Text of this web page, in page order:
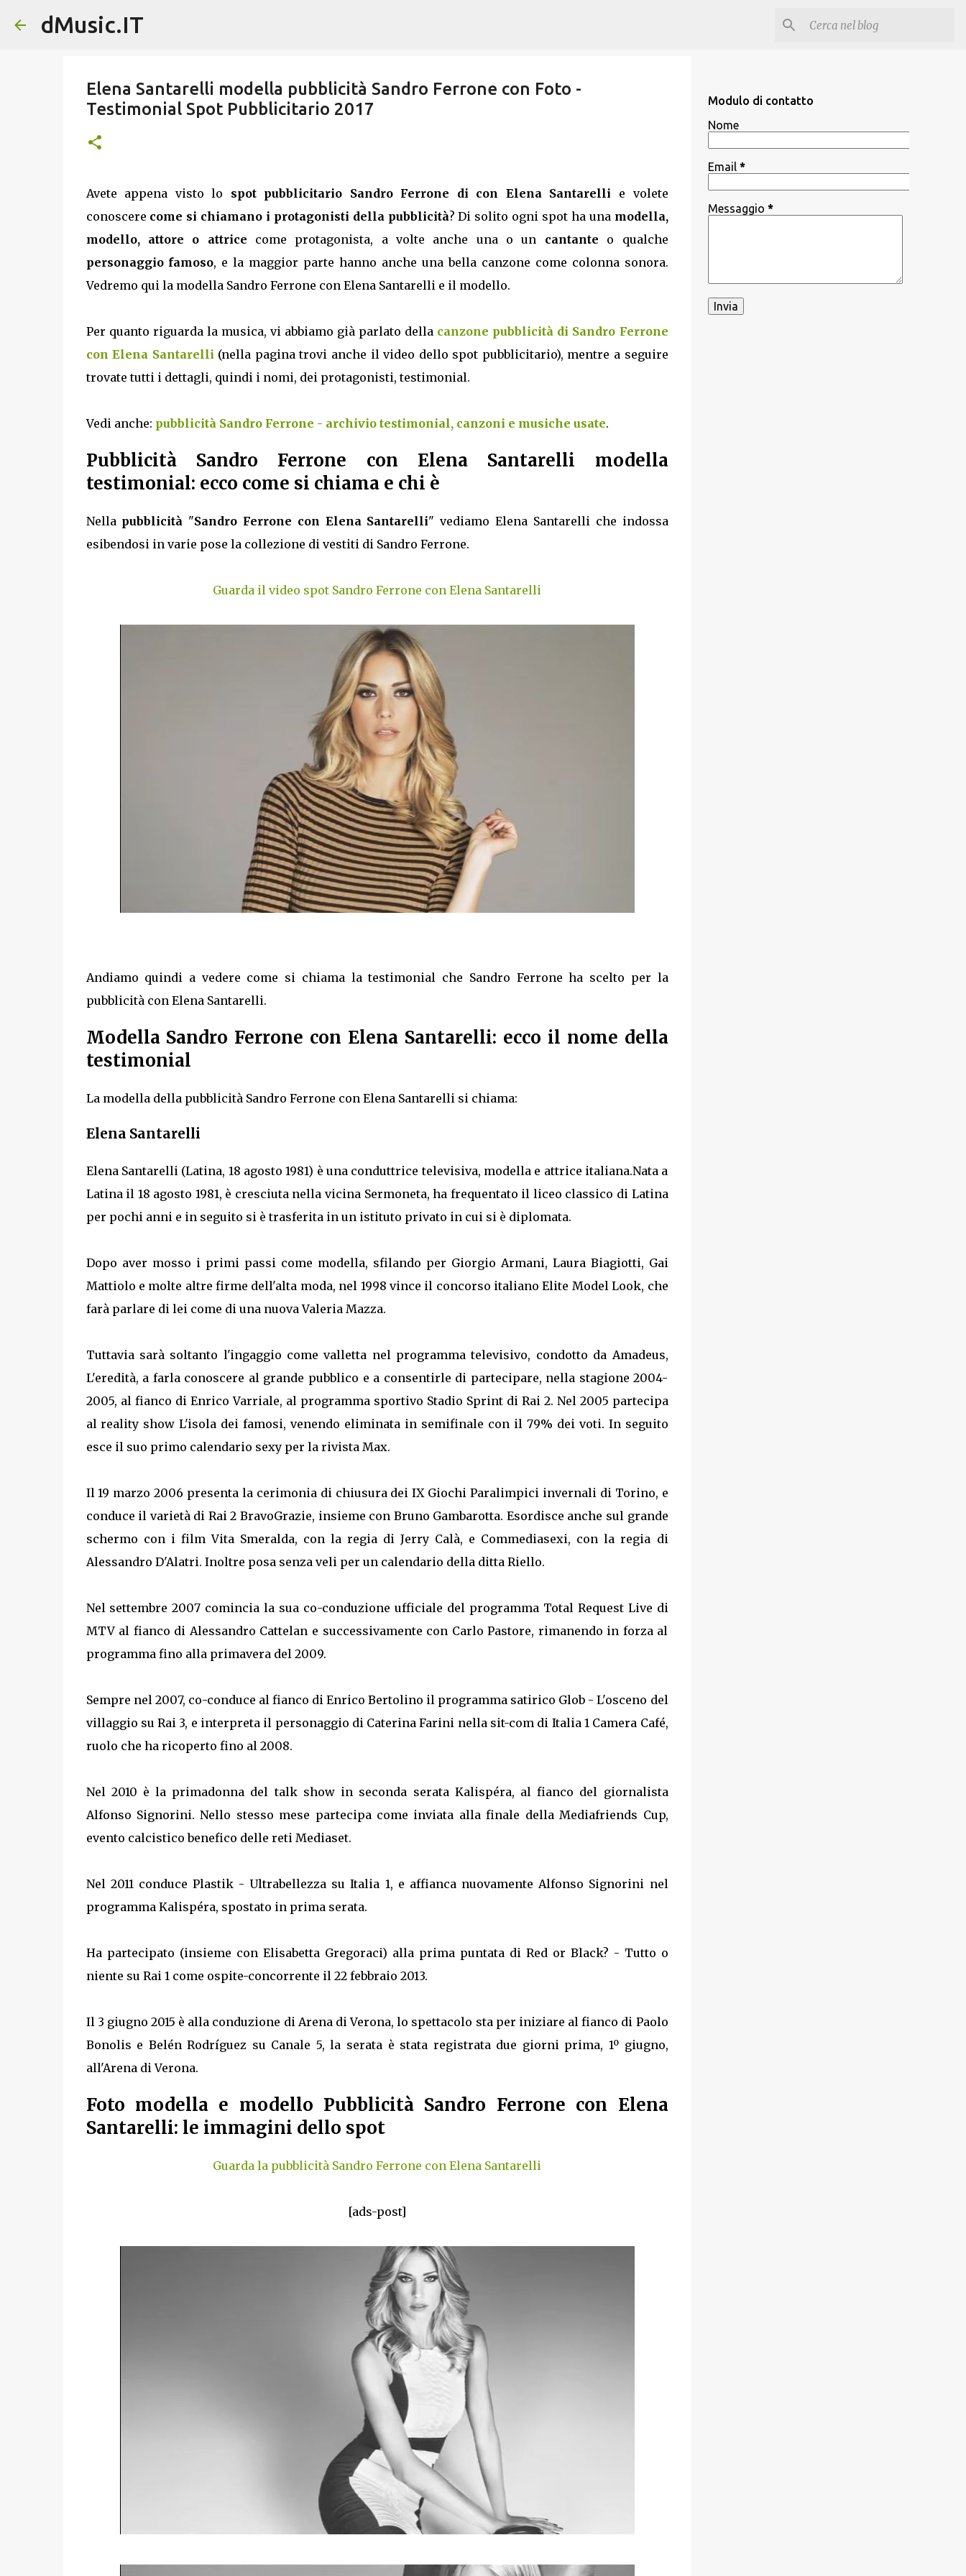
dMusic.IT
Elena Santarelli modella pubblicità Sandro Ferrone con Foto -
Testimonial Spot Pubblicitario 2017
Avete appena visto lo spot pubblicitario Sandro Ferrone di con Elena Santarelli e volete
conoscere come si chiamano i protagonisti della pubblicità? Di solito ogni spot ha una modella,
modello, attore o attrice come protagonista, a volte anche una o un cantante o qualche
personaggio famoso, e la maggior parte hanno anche una bella canzone come colonna sonora.
Vedremo qui la modella Sandro Ferrone con Elena Santarelli e il modello.
Per quanto riguarda la musica, vi abbiamo già parlato della canzone pubblicità di Sandro Ferrone
con Elena Santarelli (nella pagina trovi anche il video dello spot pubblicitario), mentre a seguire
trovate tutti i dettagli, quindi i nomi, dei protagonisti, testimonial.
Vedi anche: pubblicità Sandro Ferrone - archivio testimonial, canzoni e musiche usate.
Pubblicità Sandro Ferrone con Elena Santarelli modella
testimonial: ecco come si chiama e chi è
Nella pubblicità "Sandro Ferrone con Elena Santarelli" vediamo Elena Santarelli che indossa
esibendosi in varie pose la collezione di vestiti di Sandro Ferrone.
Guarda il video spot Sandro Ferrone con Elena Santarelli
Andiamo quindi a vedere come si chiama la testimonial che Sandro Ferrone ha scelto per la
pubblicità con Elena Santarelli.
Modella Sandro Ferrone con Elena Santarelli: ecco il nome della
testimonial
La modella della pubblicità Sandro Ferrone con Elena Santarelli si chiama:
Elena Santarelli
Elena Santarelli (Latina, 18 agosto 1981) è una conduttrice televisiva, modella e attrice italiana.Nata a
Latina il 18 agosto 1981, è cresciuta nella vicina Sermoneta, ha frequentato il liceo classico di Latina
per pochi anni e in seguito si è trasferita in un istituto privato in cui si è diplomata.
Dopo aver mosso i primi passi come modella, sfilando per Giorgio Armani, Laura Biagiotti, Gai
Mattiolo e molte altre firme dell'alta moda, nel 1998 vince il concorso italiano Elite Model Look, che
farà parlare di lei come di una nuova Valeria Mazza.
Tuttavia sarà soltanto l'ingaggio come valletta nel programma televisivo, condotto da Amadeus,
L'eredità, a farla conoscere al grande pubblico e a consentirle di partecipare, nella stagione 2004-
2005, al fianco di Enrico Varriale, al programma sportivo Stadio Sprint di Rai 2. Nel 2005 partecipa
al reality show L'isola dei famosi, venendo eliminata in semifinale con il 79% dei voti. In seguito
esce il suo primo calendario sexy per la rivista Max.
Il 19 marzo 2006 presenta la cerimonia di chiusura dei IX Giochi Paralimpici invernali di Torino, e
conduce il varietà di Rai 2 BravoGrazie, insieme con Bruno Gambarotta. Esordisce anche sul grande
schermo con i film Vita Smeralda, con la regia di Jerry Calà, e Commediasexi, con la regia di
Alessandro D'Alatri. Inoltre posa senza veli per un calendario della ditta Riello.
Nel settembre 2007 comincia la sua co-conduzione ufficiale del programma Total Request Live di
MTV al fianco di Alessandro Cattelan e successivamente con Carlo Pastore, rimanendo in forza al
programma fino alla primavera del 2009.
Sempre nel 2007, co-conduce al fianco di Enrico Bertolino il programma satirico Glob - L'osceno del
villaggio su Rai 3, e interpreta il personaggio di Caterina Farini nella sit-com di Italia 1 Camera Café,
ruolo che ha ricoperto fino al 2008.
Nel 2010 è la primadonna del talk show in seconda serata Kalispéra, al fianco del giornalista
Alfonso Signorini. Nello stesso mese partecipa come inviata alla finale della Mediafriends Cup,
evento calcistico benefico delle reti Mediaset.
Nel 2011 conduce Plastik - Ultrabellezza su Italia 1, e affianca nuovamente Alfonso Signorini nel
programma Kalispéra, spostato in prima serata.
Ha partecipato (insieme con Elisabetta Gregoraci) alla prima puntata di Red or Black? - Tutto o
niente su Rai 1 come ospite-concorrente il 22 febbraio 2013.
Il 3 giugno 2015 è alla conduzione di Arena di Verona, lo spettacolo sta per iniziare al fianco di Paolo
Bonolis e Belén Rodríguez su Canale 5, la serata è stata registrata due giorni prima, 1º giugno,
all'Arena di Verona.
Foto modella e modello Pubblicità Sandro Ferrone con Elena
Santarelli: le immagini dello spot
Guarda la pubblicità Sandro Ferrone con Elena Santarelli
[ads-post]
Modulo di contatto
Nome
Email *
Messaggio *